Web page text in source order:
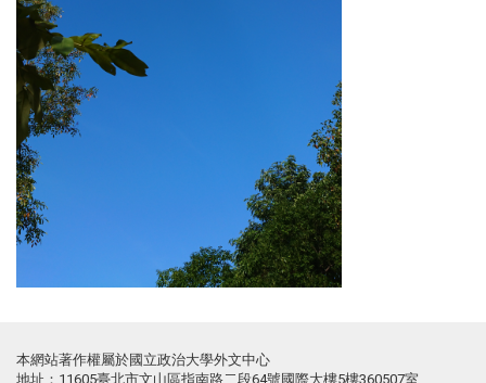
本網站著作權屬於國立政治大學外文中心
地址：11605臺北市文山區指南路二段64號國際大樓5樓360507室